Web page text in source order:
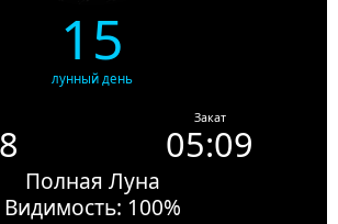
15
лунный день
Закат
05:09
Полная Луна
Видимость: 100%